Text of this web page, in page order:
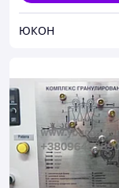
ЮКОН